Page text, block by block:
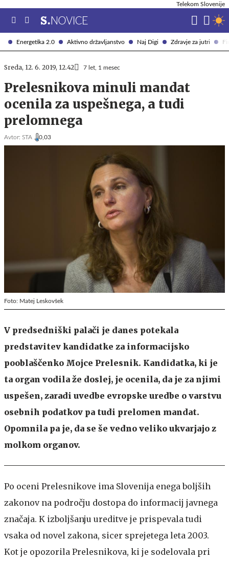
Energetika 2.0 Aktivno državljanstvo Naj Digi Zdravje za jutri
Telekom Slovenije
Sreda, 12. 6. 2019, 12.42 7 let, 1 mesec
Prelesnikova minuli mandat
ocenila za uspešnega, a tudi
prelomnega
Avtor: STA , 0,03
Foto: Matej Leskovšek
V predsedniški palači je danes potekala
predstavitev kandidatke za informacijsko
pooblaščenko Mojce Prelesnik. Kandidatka, ki je
ta organ vodila že doslej, je ocenila, da je za njimi
uspešen, zaradi uvedbe evropske uredbe o varstvu
osebnih podatkov pa tudi prelomen mandat.
Opomnila pa je, da se še vedno veliko ukvarjajo z
molkom organov.
Po oceni Prelesnikove ima Slovenija enega boljših
zakonov na področju dostopa do informacij javnega
značaja. K izboljšanju ureditve je prispevala tudi
vsaka od novel zakona, sicer sprejetega leta 2003.
Kot je opozorila Prelesnikova, ki je sodelovala pri